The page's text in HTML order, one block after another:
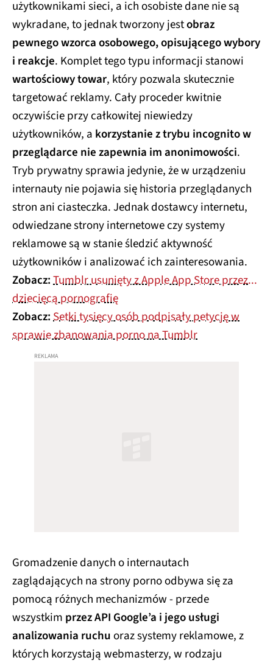
użytkownikami sieci, a ich osobiste dane nie są
wykradane, to jednak tworzony jestobraz
pewnego wzorca osobowego, opisującego wybory
i reakcje. Komplet tego typu informacji stanowi
wartościowy towar, który pozwala skutecznie
targetować reklamy. Cały proceder kwitnie
oczywiście przy całkowitej niewiedzy
użytkowników, a korzystanie z trybu incognito w
przeglądarce nie zapewnia im anonimowości.
Tryb prywatny sprawia jedynie, że w urządzeniu
internauty nie pojawia się historia przeglądanych
stron ani ciasteczka. Jednak dostawcy internetu,
odwiedzane strony internetowe czy systemy
reklamowe są w stanie śledzić aktywność
użytkowników i analizować ich zainteresowania.
Zobacz:Tumblr usunięty z Apple App Store przez...
dziecięcą pornografię
Zobacz:Setki tysięcy osób podpisały petycję w
sprawie zbanowania porno na Tumblr
Gromadzenie danych o internautach
zaglądających na strony porno odbywa się za
pomocą różnych mechanizmów - przede
wszystkim przez API Google’a i jego usługi
analizowania ruchuoraz systemy reklamowe, z
których korzystają webmasterzy, w rodzaju